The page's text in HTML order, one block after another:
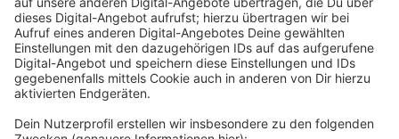
sein. An der KGS Annaschule sollen bis August 2025
das Schulgebäude aufgestockt und ein Anbau ergänzt
werden. Auch an der Grundschule Uedding soll sich
was tun - die Schüler kriegen einen neuen Schulhof.
Besonders die Entwässerung muss überarbeitet
werden, denn im Moment werden Teile des